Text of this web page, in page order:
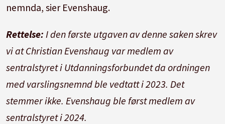
nemnda, sier Evenshaug.
Rettelse: I den første utgaven av denne saken skrev
vi at Christian Evenshaug var medlem av
sentralstyret i Utdanningsforbundet da ordningen
med varslingsnemnd ble vedtatt i 2023. Det
stemmer ikke. Evenshaug ble først medlem av
sentralstyret i 2024.